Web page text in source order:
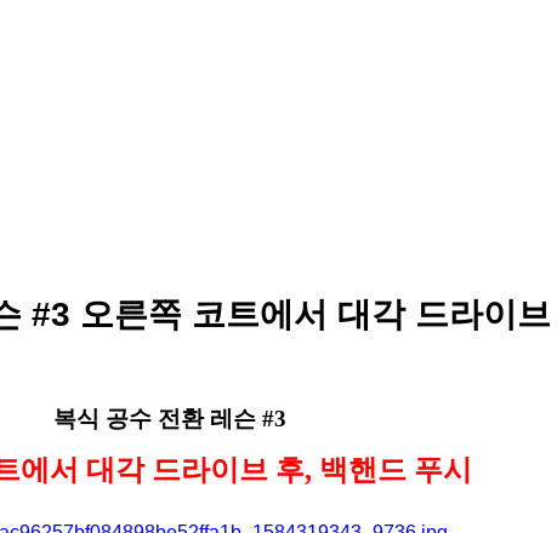
#3 오른쪽 코트에서 대각 드라이
복식 공수 전환 레슨 #3
에서 대각 드라이브 후, 백핸드 푸시